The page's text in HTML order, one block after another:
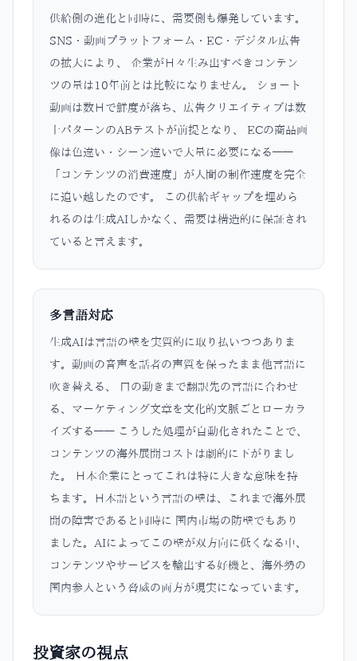
供給側の進化と同時に、需要側も爆発しています。
SNS・動画プラットフォーム・EC・デジタル広告
の拡大により、 企業が日々生み出すべきコンテン
ツの量は10年前とは比較になりません。 ショート
動画は数日で鮮度が落ち、広告クリエイティブは数
十パターンのABテストが前提となり、 ECの商品画
像は色違い・シーン違いで大量に必要になる——
「コンテンツの消費速度」が人間の制作速度を完全
に追い越したのです。 この供給ギャップを埋めら
れるのは生成AIしかなく、需要は構造的に保証され
ていると言えます。
多言語対応
生成AIは言語の壁を実質的に取り払いつつありま
す。動画の音声を話者の声質を保ったまま他言語に
吹き替える、 口の動きまで翻訳先の言語に合わせ
る、マーケティング文章を文化的文脈ごとローカラ
イズする—— こうした処理が自動化されたことで、
コンテンツの海外展開コストは劇的に下がりまし
た。 日本企業にとってこれは特に大きな意味を持
ちます。日本語という言語の壁は、これまで海外展
開の障害であると同時に 国内市場の防壁でもあり
ました。AIによってこの壁が双方向に低くなる中、
コンテンツやサービスを輸出する好機と、海外勢の
国内参入という脅威の両方が現実になっています。
投資家の視点